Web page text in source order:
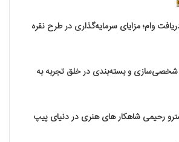
وام؛ مزایای سرمایه‌گذاری در طرح نقره
شخصی‌سازی و بسته‌بندی در خلق تجربه به
رحیمی شاهکار های هنری در دنیای پیپ